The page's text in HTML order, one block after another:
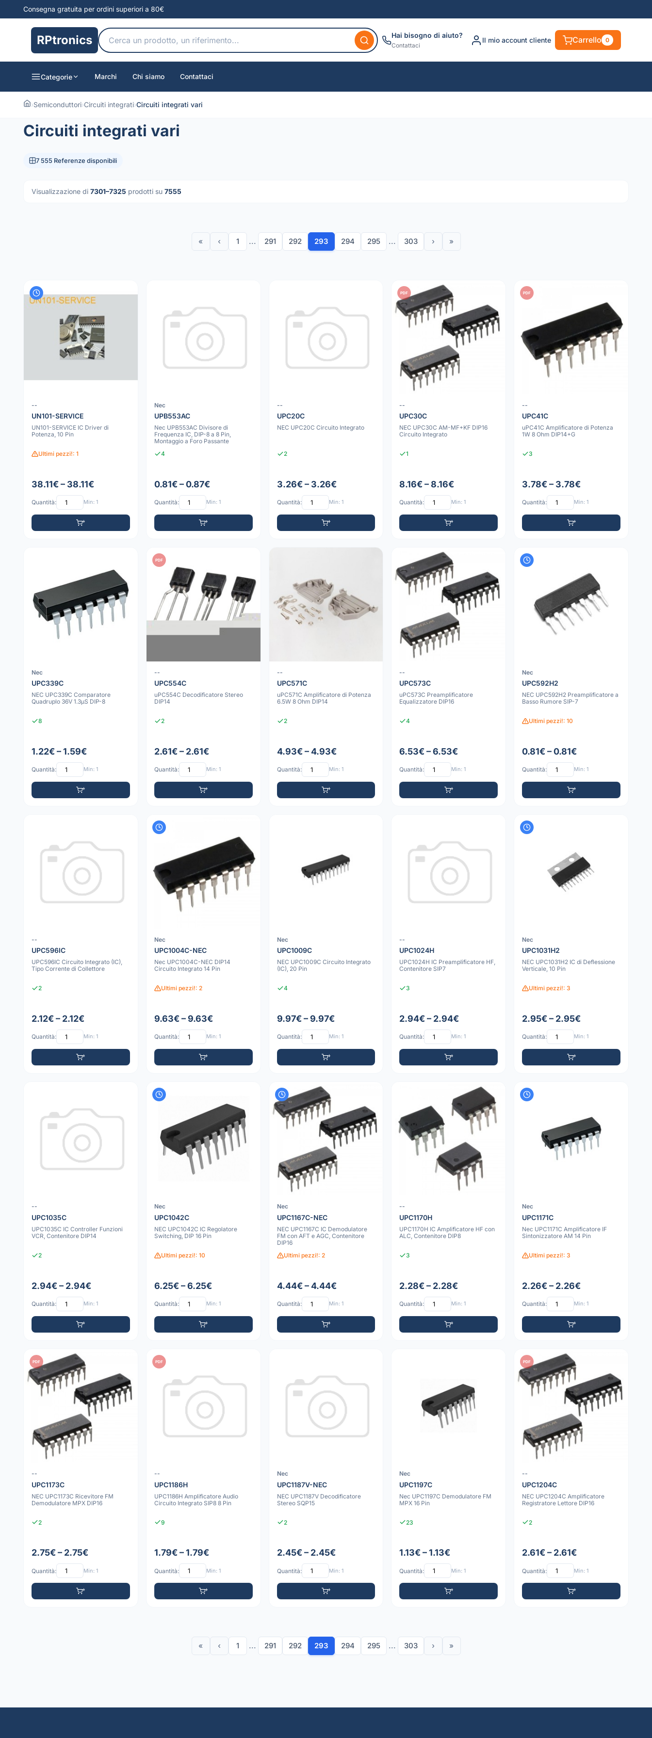
Consegna gratuita per ordini superiori a 80€
RPtronics Hai bisogno di aiuto?
Contattaci
Il mio account cliente Carrello 0
Categorie Marchi Chi siamo Contattaci
›Semiconduttori›Circuiti integrati›Circuiti integrati vari
Circuiti integrati vari
7 555 Referenze disponibili
Visualizzazione di 7301–7325 prodotti su 7555
« ‹ 1 ... 291 292 293 294 295 ... 303 › »
--
UN101-SERVICE
UN101-SERVICE IC Driver di
Potenza, 10 Pin
Ultimi pezzi!: 1
38.11€ – 38.11€
Quantità: Min: 1
Nec
UPB553AC
Nec UPB553AC Divisore di
Frequenza IC, DIP-8 a 8 Pin,
Montaggio a Foro Passante
4
0.81€ – 0.87€
Quantità: Min: 1
--
UPC20C
NEC UPC20C Circuito Integrato
2
3.26€ – 3.26€
Quantità: Min: 1
PDF
--
UPC30C
NEC UPC30C AM-MF+KF DIP16
Circuito Integrato
1
8.16€ – 8.16€
Quantità: Min: 1
PDF
--
UPC41C
uPC41C Amplificatore di Potenza
1W 8 Ohm DIP14+G
3
3.78€ – 3.78€
Quantità: Min: 1
Nec
UPC339C
NEC UPC339C Comparatore
Quadruplo 36V 1.3µS DIP-8
8
1.22€ – 1.59€
Quantità: Min: 1
PDF
--
UPC554C
uPC554C Decodificatore Stereo
DIP14
2
2.61€ – 2.61€
Quantità: Min: 1
--
UPC571C
uPC571C Amplificatore di Potenza
6.5W 8 Ohm DIP14
2
4.93€ – 4.93€
Quantità: Min: 1
--
UPC573C
uPC573C Preamplificatore
Equalizzatore DIP16
4
6.53€ – 6.53€
Quantità: Min: 1
Nec
UPC592H2
NEC UPC592H2 Preamplificatore a
Basso Rumore SIP-7
Ultimi pezzi!: 10
0.81€ – 0.81€
Quantità: Min: 1
--
UPC596IC
UPC596IC Circuito Integrato (IC),
Tipo Corrente di Collettore
2
2.12€ – 2.12€
Quantità: Min: 1
Nec
UPC1004C-NEC
Nec UPC1004C-NEC DIP14
Circuito Integrato 14 Pin
Ultimi pezzi!: 2
9.63€ – 9.63€
Quantità: Min: 1
Nec
UPC1009C
NEC UPC1009C Circuito Integrato
(IC), 20 Pin
4
9.97€ – 9.97€
Quantità: Min: 1
--
UPC1024H
UPC1024H IC Preamplificatore HF,
Contenitore SIP7
3
2.94€ – 2.94€
Quantità: Min: 1
Nec
UPC1031H2
NEC UPC1031H2 IC di Deflessione
Verticale, 10 Pin
Ultimi pezzi!: 3
2.95€ – 2.95€
Quantità: Min: 1
--
UPC1035C
UPC1035C IC Controller Funzioni
VCR, Contenitore DIP14
2
2.94€ – 2.94€
Quantità: Min: 1
Nec
UPC1042C
NEC UPC1042C IC Regolatore
Switching, DIP 16 Pin
Ultimi pezzi!: 10
6.25€ – 6.25€
Quantità: Min: 1
Nec
UPC1167C-NEC
NEC UPC1167C IC Demodulatore
FM con AFT e AGC, Contenitore
DIP16
Ultimi pezzi!: 2
4.44€ – 4.44€
Quantità: Min: 1
--
UPC1170H
UPC1170H IC Amplificatore HF con
ALC, Contenitore DIP8
3
2.28€ – 2.28€
Quantità: Min: 1
Nec
UPC1171C
Nec UPC1171C Amplificatore IF
Sintonizzatore AM 14 Pin
Ultimi pezzi!: 3
2.26€ – 2.26€
Quantità: Min: 1
PDF
--
UPC1173C
NEC UPC1173C Ricevitore FM
Demodulatore MPX DIP16
2
2.75€ – 2.75€
Quantità: Min: 1
PDF
--
UPC1186H
UPC1186H Amplificatore Audio
Circuito Integrato SIP8 8 Pin
9
1.79€ – 1.79€
Quantità: Min: 1
Nec
UPC1187V-NEC
NEC UPC1187V Decodificatore
Stereo SQP15
2
2.45€ – 2.45€
Quantità: Min: 1
Nec
UPC1197C
Nec UPC1197C Demodulatore FM
MPX 16 Pin
23
1.13€ – 1.13€
Quantità: Min: 1
PDF
--
UPC1204C
NEC UPC1204C Amplificatore
Registratore Lettore DIP16
2
2.61€ – 2.61€
Quantità: Min: 1
« ‹ 1 ... 291 292 293 294 295 ... 303 › »